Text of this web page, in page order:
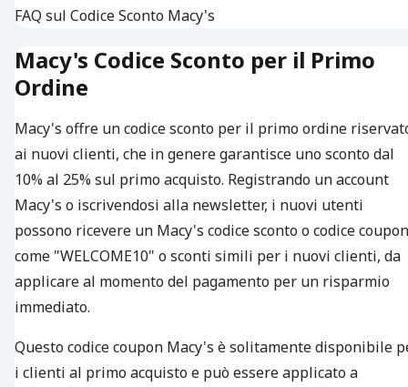
FAQ sul Codice Sconto Macy's
Macy's Codice Sconto per il Primo
Ordine
Macy's offre un codice sconto per il primo ordine
ai nuovi clienti, che in genere garantisce uno sconto dal
10% al 25% sul primo acquisto. Registrando un account
Macy's o iscrivendosi alla newsletter, i nuovi utenti
possono ricevere un Macy's codice sconto o codice coupon
come "WELCOME10" o sconti simili per i nuovi clienti, da
applicare al momento del pagamento per un risparmio
immediato.
Questo codice coupon Macy's è solitamente disponibile
i clienti al primo acquisto e può essere applicato a